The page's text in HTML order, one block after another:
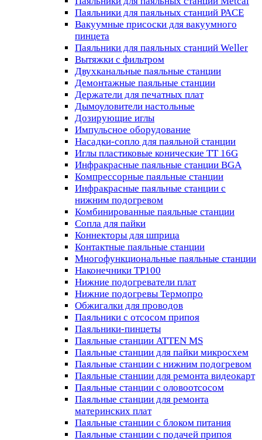
Паяльники для паяльных станций PACE
Вакуумные присоски для вакуумного
пинцета
Паяльники для паяльных станций Weller
Вытяжки с фильтром
Двухканальные паяльные станции
Демонтажные паяльные станции
Держатели для печатных плат
Дымоуловители настольные
Дозирующие иглы
Импульсное оборудование
Насадки-сопло для паяльной станции
Иглы пластиковые конические TT 16G
Инфракрасные паяльные станции BGA
Компрессорные паяльные станции
Инфракрасные паяльные станции с
нижним подогревом
Комбинированные паяльные станции
Сопла для пайки
Коннекторы для шприца
Контактные паяльные станции
Многофункциональные паяльные станции
Наконечники TP100
Нижние подогреватели плат
Нижние подогревы Термопро
Обжигалки для проводов
Паяльники с отсосом припоя
Паяльники-пинцеты
Паяльные станции ATTEN MS
Паяльные станции для пайки микросхем
Паяльные станции с нижним подогревом
Паяльные станции для ремонта видеокарт
Паяльные станции с оловоотсосом
Паяльные станции для ремонта
материнских плат
Паяльные станции с блоком питания
Паяльные станции с подачей припоя